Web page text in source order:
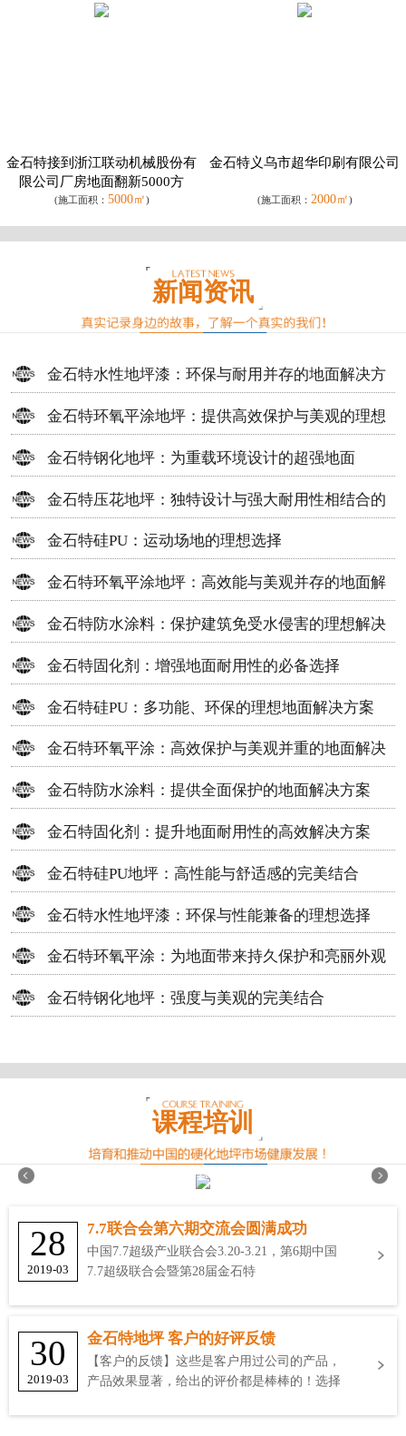
金石特接到浙江联动机械股份有
限公司厂房地面翻新5000方
(施工面积： 5000㎡)
金石特义乌市超华印刷有限公司
(施工面积： 2000㎡)
新闻资讯
金石特水性地坪漆：环保与耐用并存的地面解决方
案
金石特环氧平涂地坪：提供高效保护与美观的理想
选择
金石特钢化地坪：为重载环境设计的超强地面
金石特压花地坪：独特设计与强大耐用性相结合的
地面材料
金石特硅PU：运动场地的理想选择
金石特环氧平涂地坪：高效能与美观并存的地面解
决方案
金石特防水涂料：保护建筑免受水侵害的理想解决
方案
金石特固化剂：增强地面耐用性的必备选择
金石特硅PU：多功能、环保的理想地面解决方案
金石特环氧平涂：高效保护与美观并重的地面解决
方案
金石特防水涂料：提供全面保护的地面解决方案
金石特固化剂：提升地面耐用性的高效解决方案
金石特硅PU地坪：高性能与舒适感的完美结合
金石特水性地坪漆：环保与性能兼备的理想选择
金石特环氧平涂：为地面带来持久保护和亮丽外观
金石特钢化地坪：强度与美观的完美结合
课程培训
28
2019-03
7.7联合会第六期交流会圆满成功
中国7.7超级产业联合会3.20-3.21，第6期中国
7.7超级联合会暨第28届金石特
30
2019-03
金石特地坪 客户的好评反馈
【客户的反馈】这些是客户用过公司的产品，
产品效果显著，给出的评价都是棒棒的！选择